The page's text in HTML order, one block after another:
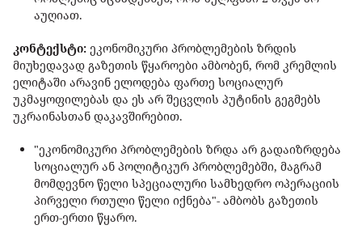
აუღიათ.
კონტექსტი: ეკონომიკური პრობლემების ზრდის
მიუხედავად გაზეთის წყაროები ამბობენ, რომ კრემლის
ელიტაში არავინ ელოდება ფართე სოციალურ
უკმაყოფილებას და ეს არ შეცვლის პუტინის გეგმებს
უკრაინასთან დაკავშირებით.
"ეკონომიკური პრობლემების ზრდა არ გადაიზრდება
სოციალურ ან პოლიტიკურ პრობლემებში, მაგრამ
მომდევნო წელი სპეციალური სამხედრო ოპერაციის
პირველი რთული წელი იქნება"- ამბობს გაზეთის
ერთ-ერთი წყარო.